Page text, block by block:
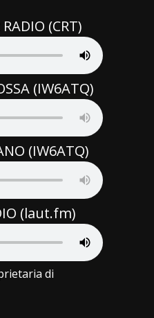
RADIO (CRT)
(IW6ATQ)
(IW6ATQ)
(laut.fm)
di